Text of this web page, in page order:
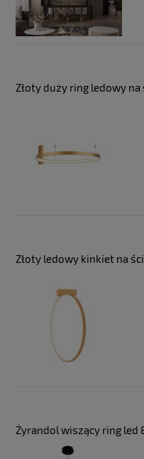
Złoty duży ring ledowy na
Złoty ledowy kinkiet na
Żyrandol wiszący ring led